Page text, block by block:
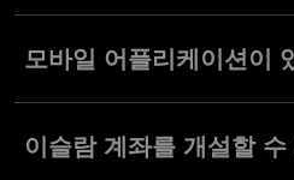
에서는 전세계에서 거래되는 자산
자산을 트레이딩할 때 승수를 사용
한 모든 안전 도구와 가이드라인을
가 듬뿍 담긴 투명한 트레이딩 환경
연중무휴 24시간 운영되어 고객이
모바일 어플리케이션이
다.
이슬람 계좌를 개설할 수